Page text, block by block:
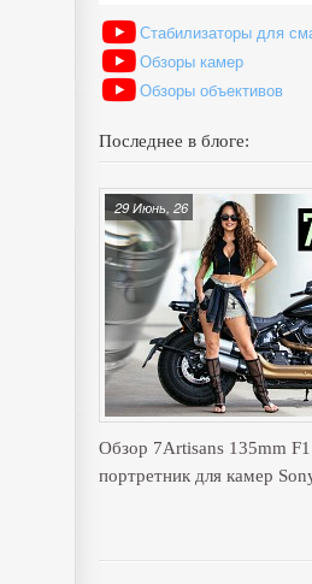
Стабилизаторы для
Обзоры камер
Обзоры объективов
Последнее в блоге:
Обзор 7Artisans 135mm
портретник для камер
29 Июнь, 26